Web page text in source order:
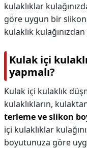
kulaklıklar
göre uygun bir
kulaklık
Kulak içi
yapmalı?
Kulak içi kulaklık
kulaklıkların,
terleme ve slikon
içi kulaklıklar
boyutunuza göre